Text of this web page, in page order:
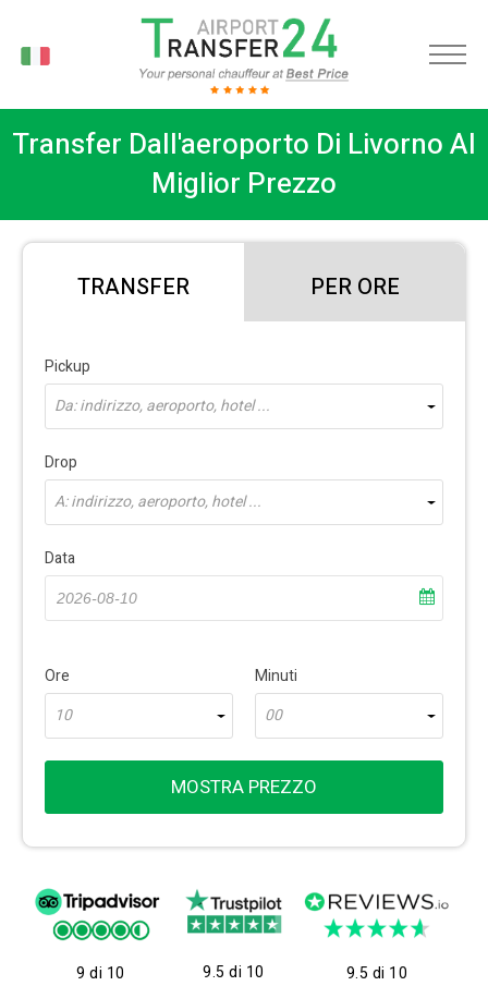
Transfer Dall'aeroporto Di Livorno Al
Miglior Prezzo
TRANSFER PER ORE
Pickup
Da: indirizzo, aeroporto, hotel ...
Drop
A: indirizzo, aeroporto, hotel ...
Data
Ore
10
Minuti
00
MOSTRA PREZZO
9 di 10 9.5 di 10 9.5 di 10